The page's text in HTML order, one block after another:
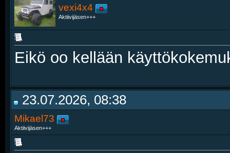
vexi4x4
Aktiivijäsen+++
Eikö oo kellään
23.07.2026, 08:38
Mikael73
Aktiivijäsen+++